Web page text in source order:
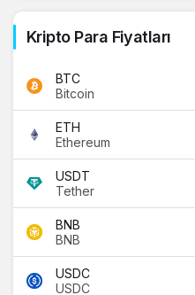
Kripto Para Fiyatları
BTC
Bitcoin
ETH
Ethereum
USDT
Tether
BNB
BNB
USDC
USDC